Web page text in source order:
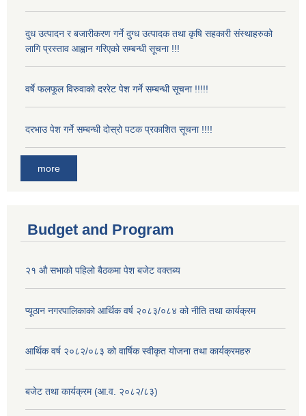
दुध उत्पादन र बजारीकरण गर्ने दुग्ध उत्पादक तथा कृषि सहकारी संस्थाहरुको
लागि प्रस्ताव आह्वान गरिएको सम्बन्धी सूचना !!!
वर्षे फलफूल विरुवाको दररेट पेश गर्ने सम्बन्धी सूचना !!!!!
दरभाउ पेश गर्ने सम्बन्धी दोस्रो पटक प्रकाशित सूचना !!!!
more
Budget and Program
२१ औ सभाको पहिलो बैठकमा पेश बजेट वक्तब्य
प्यूठान नगरपालिकाको आर्थिक वर्ष २०८३/०८४ को नीति तथा कार्यक्रम
आर्थिक वर्ष २०८२/०८३ को वार्षिक स्वीकृत योजना तथा कार्यक्रमहरु
बजेट तथा कार्यक्रम (आ.व. २०८२/८३)